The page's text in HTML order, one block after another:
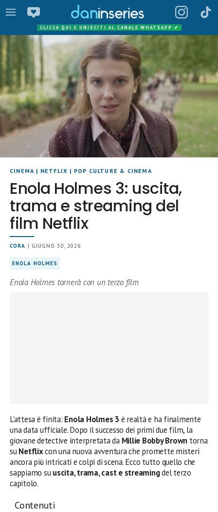
CLICCA QUI E UNISCITI AL CANALE WHATSAPP ✔
CINEMA | NETFLIX | POP CULTURE & CINEMA
Enola Holmes 3: uscita,
trama e streaming del
film Netflix
CORA | GIUGNO 30, 2026
ENOLA HOLMES
Enola Holmes tornerà con un terzo film
L’attesa è finita: Enola Holmes 3 è realtà e ha finalmente
una data ufficiale. Dopo il successo dei primi due film, la
giovane detective interpretata da Millie Bobby Brown torna
suNetflixcon una nuova avventura che promette misteri
ancora più intricati e colpi di scena. Ecco tutto quello che
sappiamo suuscita, trama, cast e streamingdel terzo
capitolo.
Contenuti